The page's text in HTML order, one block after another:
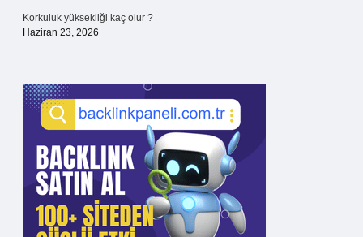
Korkuluk yüksekliği kaç olur ?
Haziran 23, 2026